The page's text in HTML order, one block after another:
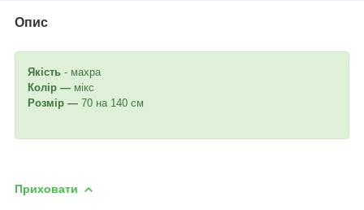
Опис
Якість - махра
Колір — мікс
Розмір — 70 на 140 см
Приховати